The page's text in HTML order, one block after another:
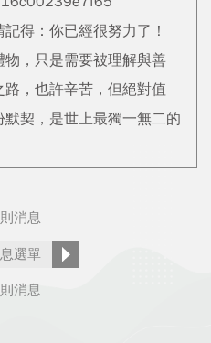
得：你已經很努力了！
，只是需要被理解與善
，也許辛苦，但絕對值
契，是世上最獨一無二的
消息
選單
消息